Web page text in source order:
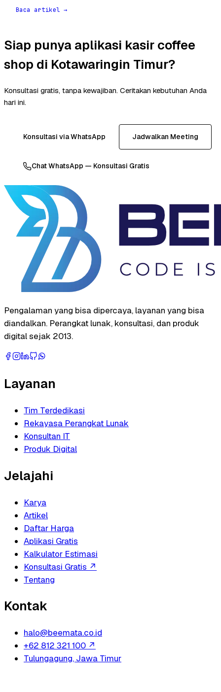
Baca artikel →
Siap punya aplikasi kasir coffee
shop di Kotawaringin Timur?
Konsultasi gratis, tanpa kewajiban. Ceritakan kebutuhan Anda
hari ini.
Konsultasi via WhatsApp Jadwalkan Meeting
Chat WhatsApp — Konsultasi Gratis
Pengalaman yang bisa dipercaya, layanan yang bisa
diandalkan. Perangkat lunak, konsultasi, dan produk
digital sejak 2013.
Layanan
Tim Terdedikasi
Rekayasa Perangkat Lunak
Konsultan IT
Produk Digital
Jelajahi
Karya
Artikel
Daftar Harga
Aplikasi Gratis
Kalkulator Estimasi
Konsultasi Gratis ↗
Tentang
Kontak
halo@beemata.co.id
+62 812 321 100 ↗
Tulungagung, Jawa Timur